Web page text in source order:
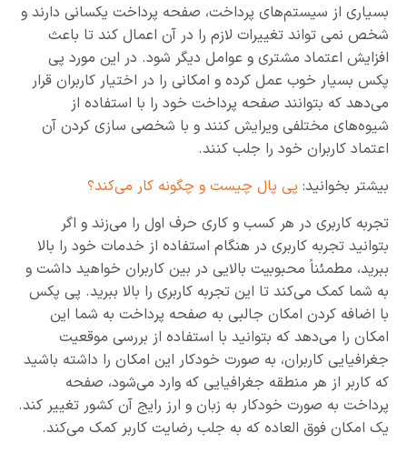
بسیاری از سیستم‌های پرداخت، صفحه پرداخت یکسانی دارند و
شخص نمی تواند تغییرات لازم را در آن اعمال کند تا باعث
افزایش اعتماد مشتری و عوامل دیگر شود. در این مورد پی
پکس بسیار خوب عمل کرده و امکانی را در اختیار کاربران قرار
می‌دهد که بتوانند صفحه پرداخت خود را با استفاده از
شیوه‌های مختلفی ویرایش کنند و با شخصی سازی کردن آن
اعتماد کاربران خود را جلب کنند.
بیشتر بخوانید: پی پال چیست و چگونه کار می‌کند؟
تجربه کاربری در هر کسب و کاری حرف اول را می‌زند و اگر
بتوانید تجربه کاربری در هنگام استفاده از خدمات خود را بالا
ببرید، مطمئناً محبوبیت بالایی در بین کاربران خواهید داشت و
به شما کمک می‌کند تا این تجربه کاربری را بالا ببرید. پی پکس
با اضافه کردن امکان جالبی به صفحه پرداخت به شما این
امکان را می‌دهد که بتوانید با استفاده از بررسی موقعیت
جغرافیایی کاربران، به صورت خودکار این امکان را داشته باشید
که کاربر از هر منطقه جغرافیایی که وارد می‌شود، صفحه
پرداخت به صورت خودکار به زبان و ارز رایج آن کشور تغییر کند.
یک امکان فوق العاده که به جلب رضایت کاربر کمک می‌کند.